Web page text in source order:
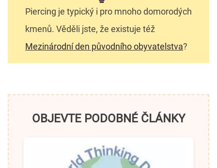
Piercing je typický i pro mnoho domorodých
kmenů. Věděli jste, že existuje též
Mezinárodní den původního obyvatelstva?
OBJEVTE PODOBNÉ ČLÁNKY